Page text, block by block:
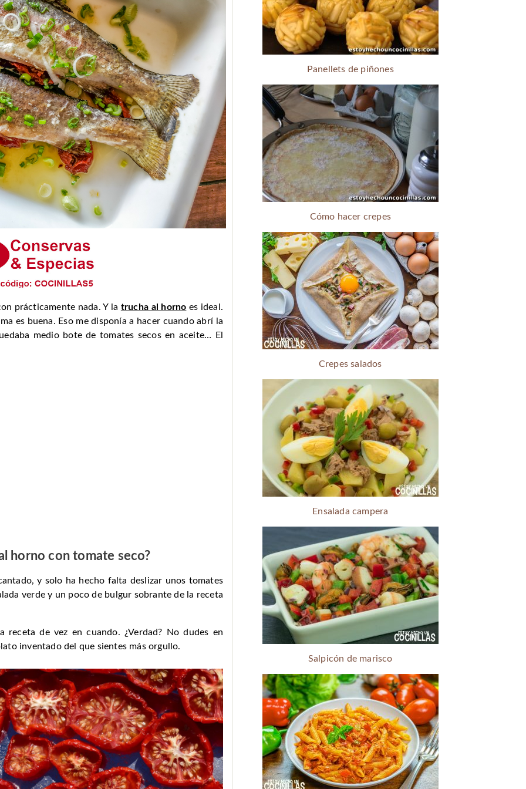
prácticamente nada. Y la trucha al horno es ideal.
es buena. Eso me disponía a hacer cuando abrí la
medio bote de tomates secos en aceite… El
horno con tomate seco?
y solo ha hecho falta deslizar unos tomates
verde y un poco de bulgur sobrante de la receta
receta de vez en cuando. ¿Verdad? No dudes en
inventado del que sientes más orgullo.
Panellets de piñones
Cómo hacer crepes
Crepes salados
Ensalada campera
Salpicón de marisco